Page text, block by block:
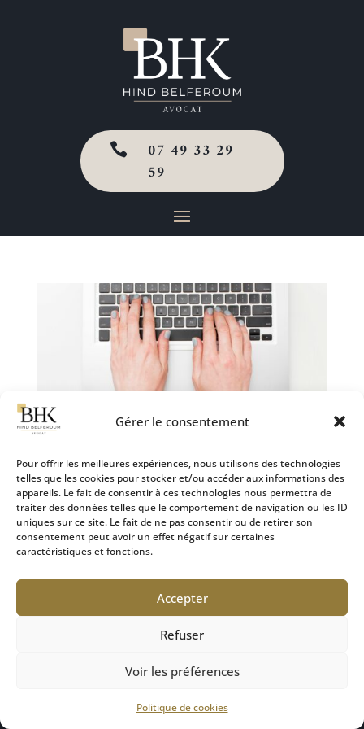
Gérer le consentement
Pour offrir les meilleures expériences, nous utilisons des technologies
telles que les cookies pour stocker et/ou accéder aux informations des
appareils. Le fait de consentir à ces technologies nous permettra de
traiter des données telles que le comportement de navigation ou les ID
uniques sur ce site. Le fait de ne pas consentir ou de retirer son
consentement peut avoir un effet négatif sur certaines
caractéristiques et fonctions.
Accepter
Refuser
Voir les préférences
Politique de cookies

07 49 33 29
59
Les conditions et la procédure de saisine de la
commission d’indemnisation des victimes d’infractions
(CIVI)
28 Sep 2024|Défense des victimes
d’indemnisation des victimes d’infractions : La
d’Infractions (CIVI) est une instance créée pour